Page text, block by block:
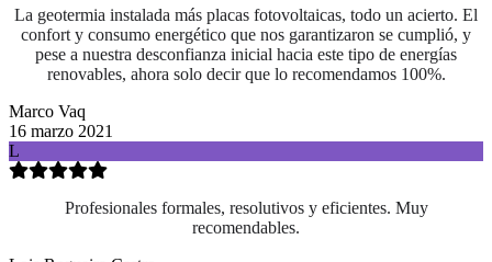
La geotermia instalada más placas fotovoltaicas, todo un acierto. El
confort y consumo energético que nos garantizaron se cumplió, y
pese a nuestra desconfianza inicial hacia este tipo de energías
renovables, ahora solo decir que lo recomendamos 100%.
Marco Vaq
16 marzo 2021
L
Profesionales formales, resolutivos y eficientes. Muy
recomendables.